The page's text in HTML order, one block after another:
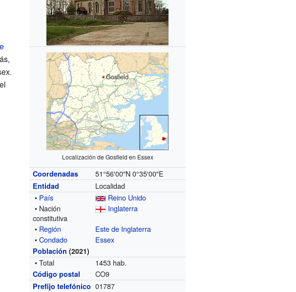
Gosfield
Localización de Gosfield en Essex
Coordenadas 51°56′00″N 0°35′00″E
Entidad
Localidad
• País
Reino Unido
• Nación
constitutiva
Inglaterra
• Región
Este de Inglaterra
•Condado Essex
Población (2021)
• Total 1453 hab.
Código postal CO9
Prefijo telefónico 01787